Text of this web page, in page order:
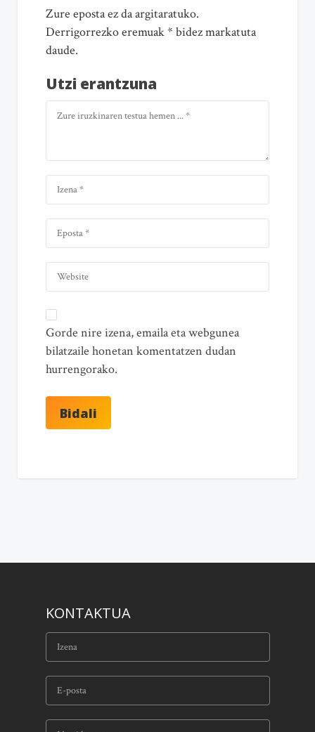
Zure eposta ez da argitaratuko.
Derrigorrezko eremuak * bidez markatuta
daude.
Utzi erantzuna
Gorde nire izena, emaila eta webgunea
bilatzaile honetan komentatzen dudan
hurrengorako.
KONTAKTUA